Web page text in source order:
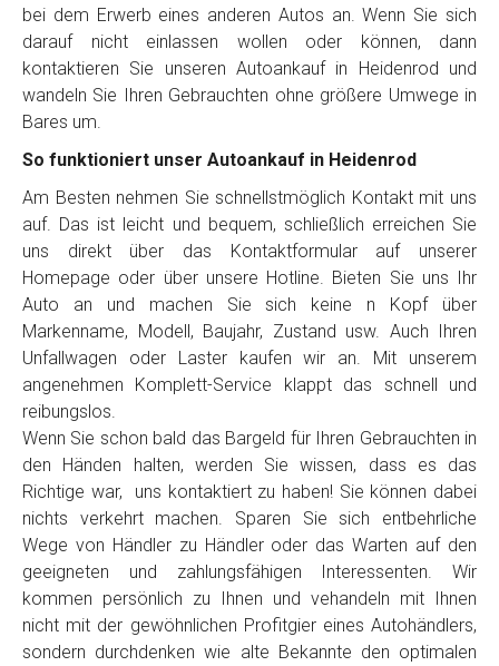
bei dem Erwerb eines anderen Autos an. Wenn Sie sich
darauf nicht einlassen wollen oder können, dann
kontaktieren Sie unseren Autoankauf in Heidenrod und
wandeln Sie Ihren Gebrauchten ohne größere Umwege in
Bares um.
So funktioniert unser Autoankauf in Heidenrod
Am Besten nehmen Sie schnellstmöglich Kontakt mit uns
auf. Das ist leicht und bequem, schließlich erreichen Sie
uns direkt über das Kontaktformular auf unserer
Homepage oder über unsere Hotline. Bieten Sie uns Ihr
Auto an und machen Sie sich keine n Kopf über
Markenname, Modell, Baujahr, Zustand usw. Auch Ihren
Unfallwagen oder Laster kaufen wir an. Mit unserem
angenehmen Komplett-Service klappt das schnell und
reibungslos.
Wenn Sie schon bald das Bargeld für Ihren Gebrauchten in
den Händen halten, werden Sie wissen, dass es das
Richtige war, uns kontaktiert zu haben! Sie können dabei
nichts verkehrt machen. Sparen Sie sich entbehrliche
Wege von Händler zu Händler oder das Warten auf den
geeigneten und zahlungsfähigen Interessenten. Wir
kommen persönlich zu Ihnen und vehandeln mit Ihnen
nicht mit der gewöhnlichen Profitgier eines Autohändlers,
sondern durchdenken wie alte Bekannte den optimalen